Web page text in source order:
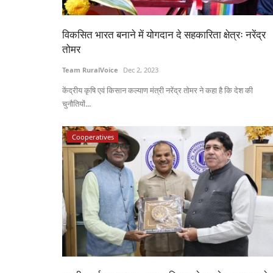
विकसित भारत बनाने में योगदान दे सहकारिता क्षेत्रः नरेंद्र
तोमर
Team RuralVoice Dec 2, 2023
केंद्रीय कृषि एवं किसान कल्याण मंत्री नरेंद्र तोमर ने कहा है कि देश की
चुनौतियों...
Cooperatives
कटाई स्थगित, पर्यावरण
तहत प्रस्तावित पेड़ों की कटाई
क्या एग्री स्टार्टअप शुरू करना चाहते हैं आप?
फंडिंग, जानें क्या है पूरी योजना
Team RuralVoice Jul 15, 2024
केंद्र सरकार स्टार्टअप और ग्रामीण उद्यमों को बढ़ावा देने के
रुपये...